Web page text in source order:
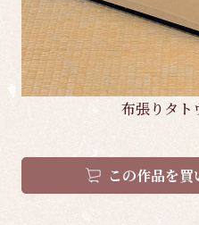
布張りタト
この作品を